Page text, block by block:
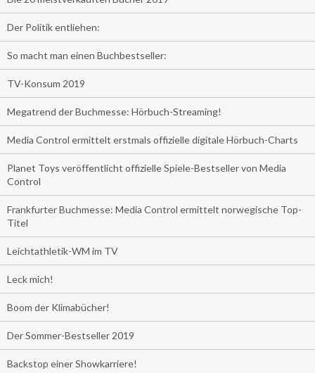
Der Politik entliehen:
So macht man einen Buchbestseller:
TV-Konsum 2019
Megatrend der Buchmesse: Hörbuch-Streaming!
Media Control ermittelt erstmals offizielle digitale Hörbuch-Charts
Planet Toys veröffentlicht offizielle Spiele-Bestseller von Media
Control
Frankfurter Buchmesse: Media Control ermittelt norwegische Top-
Titel
Leichtathletik-WM im TV
Leck mich!
Boom der Klimabücher!
Der Sommer-Bestseller 2019
Backstop einer Showkarriere!